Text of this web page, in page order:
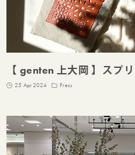
【 genten 上大岡 】スプ
25 Apr 2024 Press